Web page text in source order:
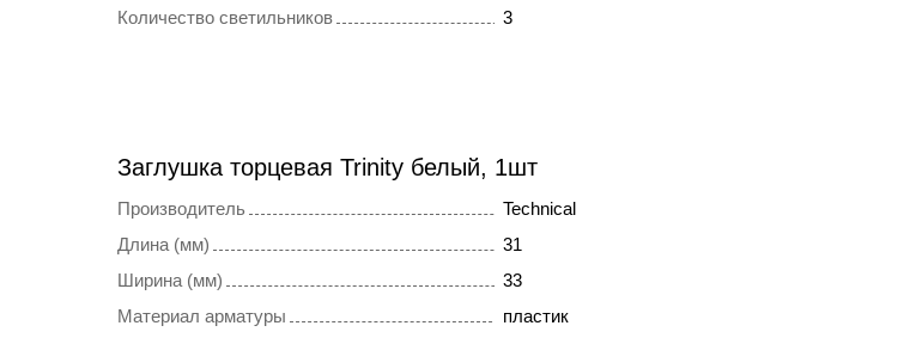
Количество светильников
3
Заглушка торцевая Trinity белый, 1шт
Производитель
Technical
Длина (мм)
31
Ширина (мм)
33
Материал арматуры
пластик